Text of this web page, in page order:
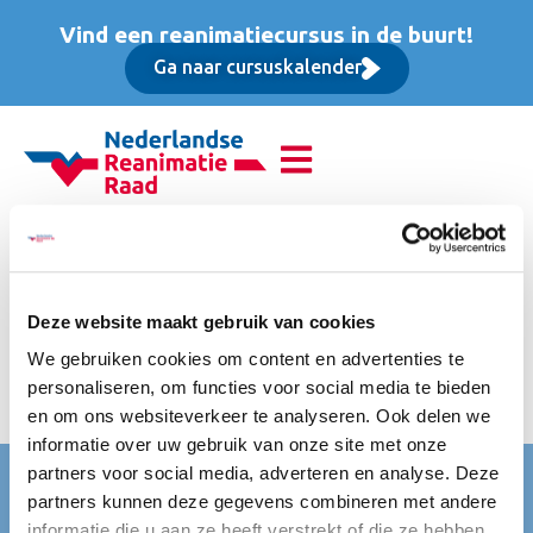
Deze website maakt gebruik van cookies
We gebruiken cookies om content en advertenties te
personaliseren, om functies voor social media te bieden
en om ons websiteverkeer te analyseren. Ook delen we
informatie over uw gebruik van onze site met onze
partners voor social media, adverteren en analyse. Deze
partners kunnen deze gegevens combineren met andere
Vind een reanimatiecursus in de buurt!
Ga naar cursuskalender
Reanimatie van
volwassenen (BLS),
Basis cursus
Incl. BTW, incl. koffie/thee
Nederlandse Reanimatie Raad (NRR)
Mercatorlaan 1200